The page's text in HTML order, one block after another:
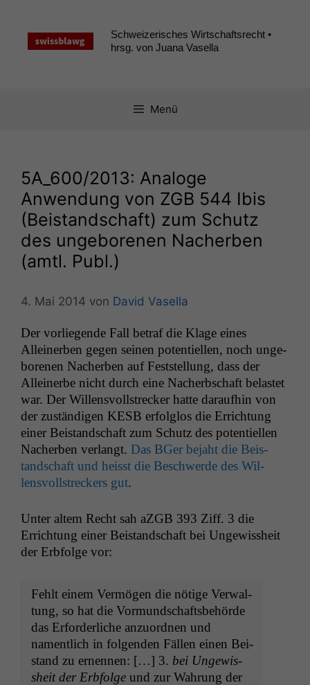
springen
Schweizerisches Wirtschaftsrecht •
hrsg. von Juana Vasella
Menü
5A_600/2013: Analoge
Anwendung von ZGB 544 Ibis
(Beistandschaft) zum Schutz
des ungeborenen Nacherben
(amtl. Publ.)
4. Mai 2014 von David Vasella
Der vor­liegende Fall betraf die Klage eines
Alleiner­ben gegen seinen poten­tiellen, noch unge­
bore­nen Nacher­ben auf Fest­stel­lung, dass der
Alleinerbe nicht durch eine Nacherb­schaft belastet
war. Der Wil­lensvoll­streck­er hat­te daraufhin von
der zuständi­gen KESB erfol­g­los die Errich­tung
ein­er Bei­s­tand­schaft zum Schutz des poten­tiellen
Nacher­ben ver­langt. Das BGer bejaht die Bei­s­
tand­schaft und heisst die Beschw­erde des Wil­
lensvoll­streck­ers gut.
Unter altem Recht sah aZGB 393 Ziff. 3 die
Errich­tung ein­er Bei­s­tand­schaft bei Ungewis­sheit
der Erb­folge vor:
Fehlt einem Vermögen die nötige Ver­wal­
tung, so hat die Vormundschaftsbehörde
das Erforder­liche anzuord­nen und
namentlich in fol­gen­den Fällen einen Bei­
s­tand zu ernen­nen: […] 3. bei Ungewis­
sheit der Erb­folge und zur Wahrung der